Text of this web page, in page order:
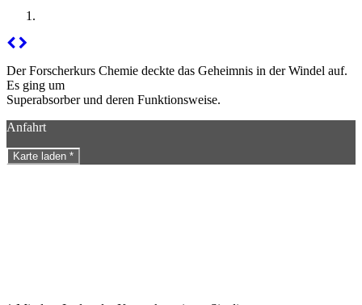
Der Forscherkurs Chemie deckte das Geheimnis in der Windel auf.
Es ging um
Superabsorber und deren Funktionsweise.
Anfahrt
Karte laden *